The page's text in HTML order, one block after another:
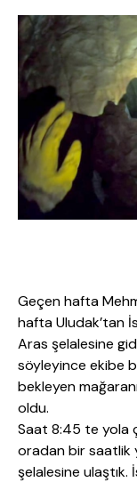
Geçen hafta
hafta Uludak’tan
Aras şelalesine
söyleyince ekibe
bekleyen
oldu.
Saat 8:45 te yola
oradan bir saatlik
şelalesine ulaştık.